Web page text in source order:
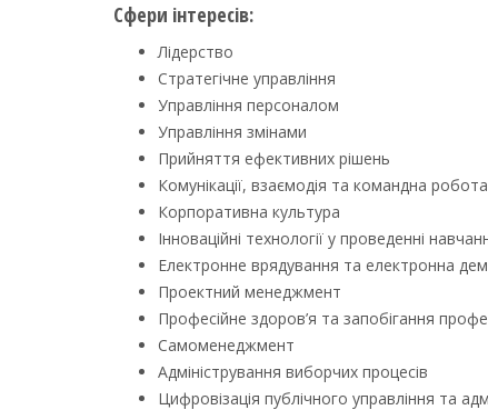
Сфери інтересів:
Лідерство
Стратегічне управління
Управління персоналом
Управління змінами
Прийняття ефективних рішень
Комунікації, взаємодія та командна робота
Корпоративна культура
Інноваційні технології у проведенні
Електронне врядування та електронна
Проектний менеджмент
Професійне здоров’я та запобігання
Самоменеджмент
Адміністрування виборчих процесів
Цифровізація публічного управління та